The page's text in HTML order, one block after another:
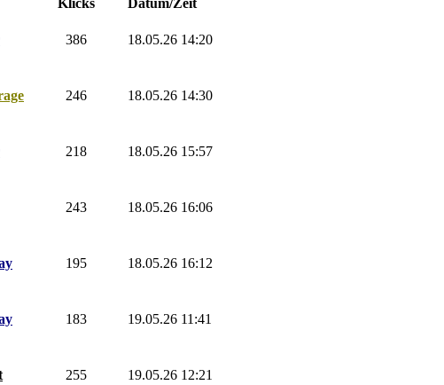
Klicks Datum/Zeit
386 18.05.26 14:20
246 18.05.26 14:30
218 18.05.26 15:57
243 18.05.26 16:06
195 18.05.26 16:12
183 19.05.26 11:41
255 19.05.26 12:21